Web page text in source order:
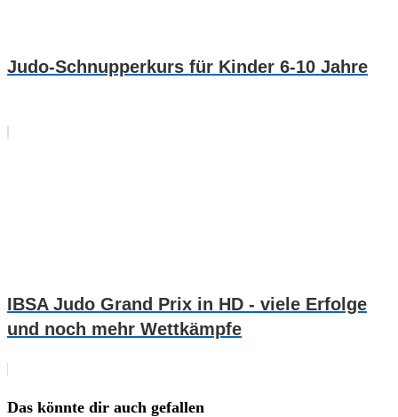
Judo-Schnupperkurs für Kinder 6-10 Jahre
IBSA Judo Grand Prix in HD - viele Erfolge
und noch mehr Wettkämpfe
Das könnte dir auch gefallen